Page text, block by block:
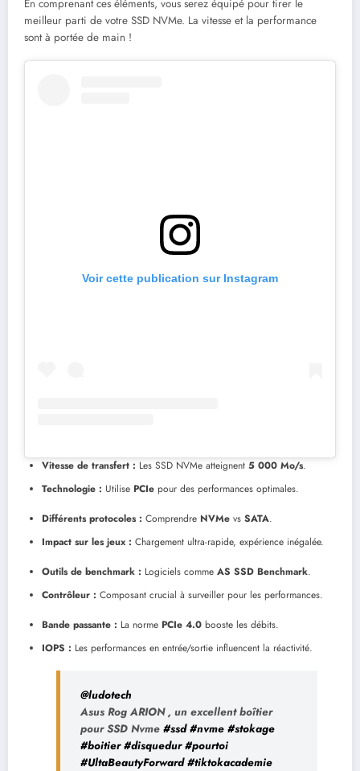
En comprenant ces éléments, vous serez équipé pour tirer le
meilleur parti de votre SSD NVMe. La vitesse et la performance
sont à portée de main !
Voir cette publication sur Instagram
Vitesse de transfert : Les SSD NVMe atteignent 5 000 Mo/s.
Technologie : Utilise PCIe pour des performances optimales.
Différents protocoles : Comprendre NVMe vs SATA.
Impact sur les jeux : Chargement ultra-rapide, expérience inégalée.
Outils de benchmark : Logiciels comme AS SSD Benchmark.
Contrôleur : Composant crucial à surveiller pour les performances.
Bande passante : La norme PCIe 4.0 booste les débits.
IOPS : Les performances en entrée/sortie influencent la réactivité.
@ludotech
Asus Rog ARION , un excellent boîtier
pour SSD Nvme #ssd #nvme #stokage
#boitier #disquedur #pourtoi
#UltaBeautyForward #tiktokacademie